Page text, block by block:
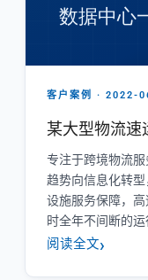
客户案例 · 2022-
某大型物流速
专注于跨境物流
趋势向信息化转
设施服务保障，
时全年不间断的
阅读全文